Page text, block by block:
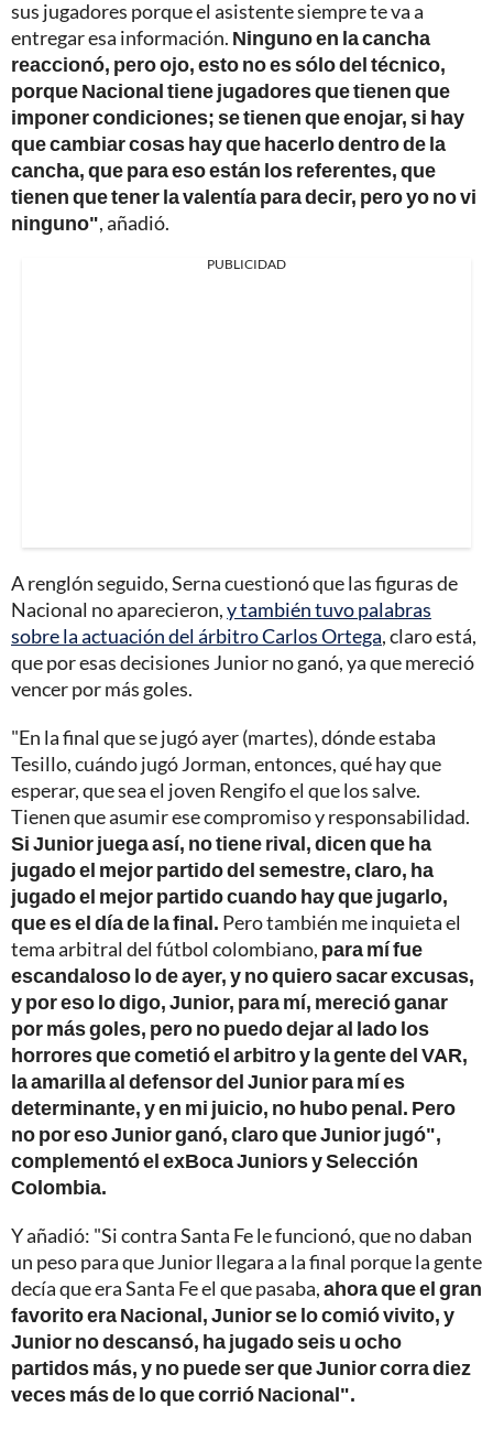
sus jugadores porque el asistente siempre te va a
entregar esa información. Ninguno en la cancha
reaccionó, pero ojo, esto no es sólo del técnico,
porque Nacional tiene jugadores que tienen que
imponer condiciones; se tienen que enojar, si hay
que cambiar cosas hay que hacerlo dentro de la
cancha, que para eso están los referentes, que
tienen que tener la valentía para decir, pero yo no vi
ninguno", añadió.
PUBLICIDAD
A renglón seguido, Serna cuestionó que las figuras de
Nacional no aparecieron,y también tuvo palabras
sobre la actuación del árbitro Carlos Ortega, claro está,
que por esas decisiones Junior no ganó, ya que mereció
vencer por más goles.
"En la final que se jugó ayer (martes), dónde estaba
Tesillo, cuándo jugó Jorman, entonces, qué hay que
esperar, que sea el joven Rengifo el que los salve.
Tienen que asumir ese compromiso y responsabilidad.
Si Junior juega así, no tiene rival, dicen que ha
jugado el mejor partido del semestre, claro, ha
jugado el mejor partido cuando hay que jugarlo,
que es el día de la final. Pero también me inquieta el
tema arbitral del fútbol colombiano, para mí fue
escandaloso lo de ayer, y no quiero sacar excusas,
y por eso lo digo, Junior, para mí, mereció ganar
por más goles, pero no puedo dejar al lado los
horrores que cometió el arbitro y la gente del VAR,
la amarilla al defensor del Junior para mí es
determinante, y en mi juicio, no hubo penal. Pero
no por eso Junior ganó, claro que Junior jugó",
complementó el exBoca Juniors y Selección
Colombia.
Y añadió: "Si contra Santa Fe le funcionó, que no daban
un peso para que Junior llegara a la final porque la gente
decía que era Santa Fe el que pasaba,ahora que el gran
favorito era Nacional, Junior se lo comió vivito, y
Junior no descansó, ha jugado seis u ocho
partidos más, y no puede ser que Junior corra diez
veces más de lo que corrió Nacional".